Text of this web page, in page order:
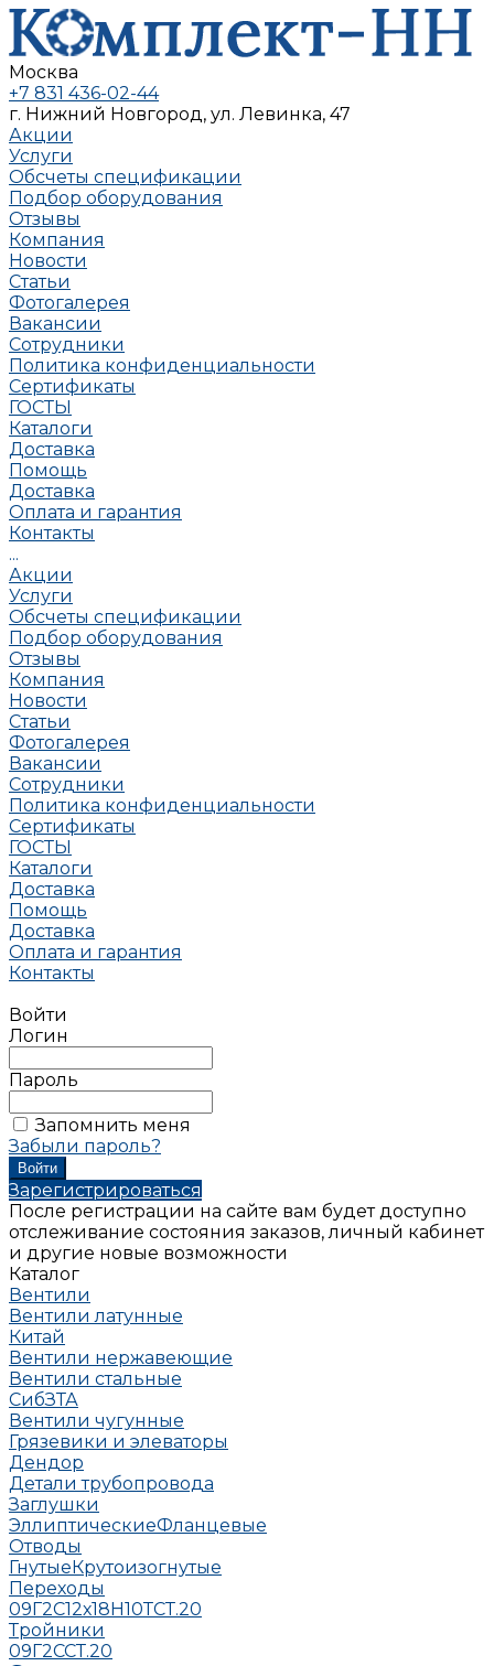
Москва
+7 831 436-02-44
г. Нижний Новгород, ул. Левинка, 47
Акции
Услуги
Обсчеты спецификации
Подбор оборудования
Отзывы
Компания
Новости
Статьи
Фотогалерея
Вакансии
Сотрудники
Политика конфиденциальности
Сертификаты
ГОСТЫ
Каталоги
Доставка
Помощь
Доставка
Оплата и гарантия
Контакты
...
Акции
Услуги
Обсчеты спецификации
Подбор оборудования
Отзывы
Компания
Новости
Статьи
Фотогалерея
Вакансии
Сотрудники
Политика конфиденциальности
Сертификаты
ГОСТЫ
Каталоги
Доставка
Помощь
Доставка
Оплата и гарантия
Контакты
Войти
Логин
Пароль
Запомнить меня
Забыли пароль?
Зарегистрироваться
После регистрации на сайте вам будет доступно
отслеживание состояния заказов, личный кабинет
и другие новые возможности
Каталог
Вентили
Вентили латунные
Китай
Вентили нержавеющие
Вентили стальные
СибЗТА
Вентили чугунные
Грязевики и элеваторы
Дендор
Детали трубопровода
Заглушки
ЭллиптическиеФланцевые
Отводы
ГнутыеКрутоизогнутые
Переходы
09Г2С12х18Н10ТСТ.20
Тройники
09Г2ССТ.20